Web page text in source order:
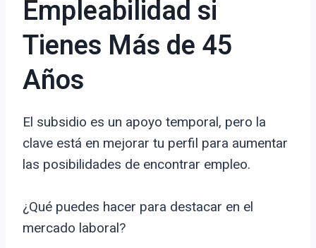
Empleabilidad si
Tienes Más de 45
Años
El subsidio es un apoyo temporal, pero la
clave está en mejorar tu perfil para aumentar
las posibilidades de encontrar empleo.
¿Qué puedes hacer para destacar en el
mercado laboral?